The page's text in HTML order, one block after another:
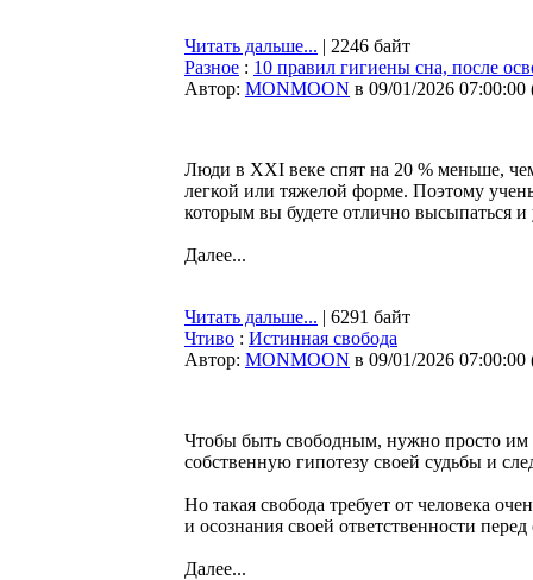
Читать дальше... | 2246 байт
Разное : 10 правил гигиены сна, после
Автор: MONMOON в 09/01/2026 07:00:00
Люди в XXI веке спят на 20 % меньше,
легкой или тяжелой форме. Поэтому
которым вы будете отлично высыпаться и
Далее...
Читать дальше... | 6291 байт
Чтиво : Истинная свобода
Автор: MONMOON в 09/01/2026 07:00:00
Чтобы быть свободным, нужно просто им
собственную гипотезу своей судьбы и
Но такая свобода требует от человека
и осознания своей ответственности
Далее...